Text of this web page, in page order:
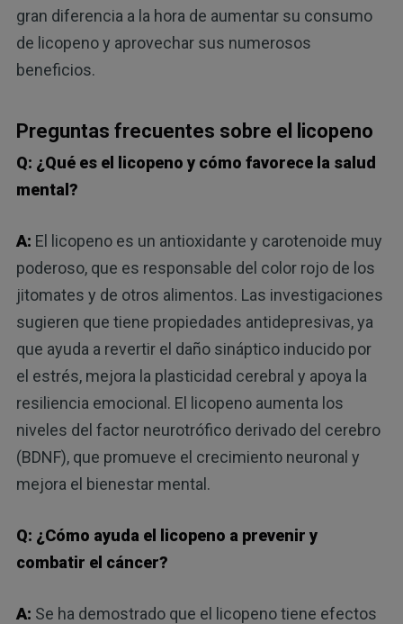
gran diferencia a la hora de aumentar su consumo
de licopeno y aprovechar sus numerosos
beneficios.
Preguntas frecuentes sobre el licopeno
Q: ¿Qué es el licopeno y cómo favorece la salud
mental?
A: El licopeno es un antioxidante y carotenoide muy
poderoso, que es responsable del color rojo de los
jitomates y de otros alimentos. Las investigaciones
sugieren que tiene propiedades antidepresivas, ya
que ayuda a revertir el daño sináptico inducido por
el estrés, mejora la plasticidad cerebral y apoya la
resiliencia emocional. El licopeno aumenta los
niveles del factor neurotrófico derivado del cerebro
(BDNF), que promueve el crecimiento neuronal y
mejora el bienestar mental.
Q: ¿Cómo ayuda el licopeno a prevenir y
combatir el cáncer?
A: Se ha demostrado que el licopeno tiene efectos